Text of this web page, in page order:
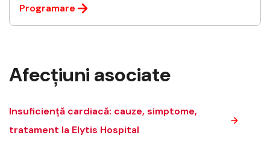
Programare
Afecțiuni asociate
Insuficiență cardiacă: cauze, simptome,
tratament la Elytis Hospital